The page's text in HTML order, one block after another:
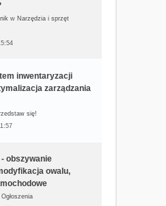
w Narzędzia i sprzęt
inwentaryzacji
zarządzania
się!
obszywanie
owalu,
Ogłoszenia